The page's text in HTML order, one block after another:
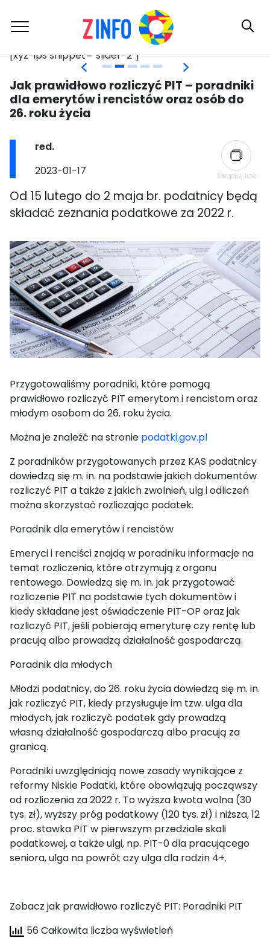
[xyz-ips snippet="slider-2"]
content
Jak prawidłowo rozliczyć PIT – poradniki
dla emerytów i rencistów oraz osób do
26. roku życia
Post
red.
Post
2023-01-17 Skopiuj link
Od 15 lutego do 2 maja br. podatnicy będą
składać zeznania podatkowe za 2022 r.
Przygotowaliśmy poradniki, które pomogą
prawidłowo rozliczyć PIT emerytom i rencistom oraz
młodym osobom do 26. roku życia.
Można je znaleźć na stronie podatki.gov.pl
Z poradników przygotowanych przez KAS podatnicy
dowiedzą się m. in. na podstawie jakich dokumentów
rozliczyć PIT a także z jakich zwolnień, ulg i odliczeń
można skorzystać rozliczając podatek.
Poradnik dla emerytów i rencistów
Emeryci i renciści znajdą w poradniku informacje na
temat rozliczenia, które otrzymują z organu
rentowego. Dowiedzą się m. in. jak przygotować
rozliczenie PIT na podstawie tych dokumentów i
kiedy składane jest oświadczenie PIT-OP oraz jak
rozliczyć PIT, jeśli pobierają emeryturę czy rentę lub
pracują albo prowadzą działalność gospodarczą.
Poradnik dla młodych
Młodzi podatnicy, do 26. roku życia dowiedzą się m. in.
jak rozliczyć PIT, kiedy przysługuje im tzw. ulga dla
młodych, jak rozliczyć podatek gdy prowadzą
własną działalność gospodarczą albo pracują za
granicą.
Poradniki uwzględniają nowe zasady wynikające z
reformy Niskie Podatki, które obowiązują począwszy
od rozliczenia za 2022 r. To wyższa kwota wolna (30
tys. zł), wyższy próg podatkowy (120 tys. zł) i niższa, 12
proc. stawka PIT w pierwszym przedziale skali
podatkowej, a także ulgi, np. PIT-0 dla pracującego
seniora, ulga na powrót czy ulga dla rodzin 4+.
Zobacz jak prawidłowo rozliczyć PIT: Poradniki PIT
56 Całkowita liczba wyświetleń